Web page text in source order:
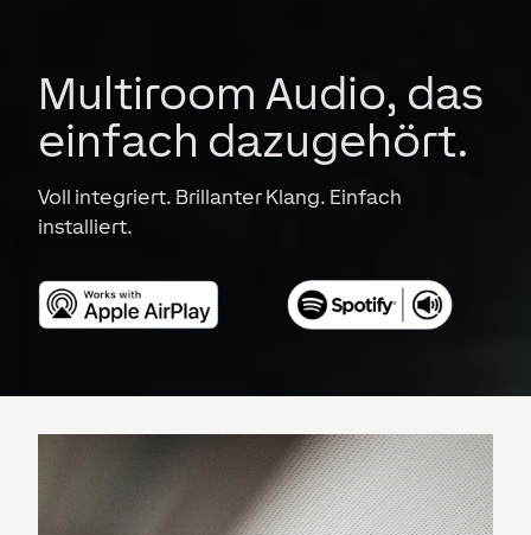
Multiroom Audio, das
einfach dazugehört.
Voll integriert. Brillanter Klang. Einfach
installiert.